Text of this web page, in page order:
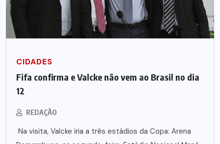
CIDADES
Fifa confirma e Valcke não vem ao Brasil no dia
12
REDAÇÃO
Na visita, Valcke iria a três estádios da Copa: Arena